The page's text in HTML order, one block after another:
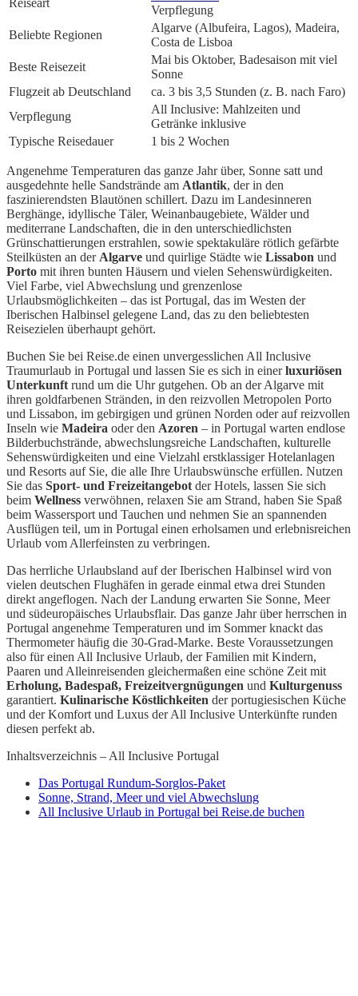
Verpflegung
Beliebte Regionen
Algarve (Albufeira, Lagos), Madeira,
Costa de Lisboa
Beste Reisezeit
Mai bis Oktober, Badesaison mit viel
Sonne
Flugzeit ab Deutschland
ca. 3 bis 3,5 Stunden (z. B. nach Faro)
Verpflegung
All Inclusive: Mahlzeiten und
Getränke inklusive
Typische Reisedauer
1 bis 2 Wochen
Angenehme Temperaturen das ganze Jahr über, Sonne satt und
ausgedehnte helle Sandstrände am Atlantik, der in den
faszinierendsten Blautönen schillert. Dazu im Landesinneren
Berghänge, idyllische Täler, Weinanbaugebiete, Wälder und
mediterrane Landschaften, die in den unterschiedlichsten
Grünschattierungen erstrahlen, sowie spektakuläre rötlich gefärbte
Steilküsten an der Algarve und quirlige Städte wie Lissabon und
Porto mit ihren bunten Häusern und vielen Sehenswürdigkeiten.
Viel Farbe, viel Abwechslung und grenzenlose
Urlaubsmöglichkeiten – das ist Portugal, das im Westen der
Iberischen Halbinsel gelegene Land, das zu den beliebtesten
Reisezielen überhaupt gehört.
Buchen Sie bei Reise.de einen unvergesslichen All Inclusive
Traumurlaub in Portugal und lassen Sie es sich in einerluxuriösen
Unterkunft rund um die Uhr gutgehen. Ob an der Algarve mit
ihren goldfarbenen Stränden, in den reizvollen Metropolen Porto
und Lissabon, im gebirgigen und grünen Norden oder auf reizvollen
Inseln wie Madeira oder den Azoren – in Portugal warten endlose
Bilderbuchstrände, abwechslungsreiche Landschaften, kulturelle
Sehenswürdigkeiten und eine Vielzahl erstklassiger Hotelanlagen
und Resorts auf Sie, die alle Ihre Urlaubswünsche erfüllen. Nutzen
Sie das Sport- und Freizeitangebot der Hotels, lassen Sie sich
beim Wellness verwöhnen, relaxen Sie am Strand, haben Sie Spaß
beim Wassersport und Tauchen und nehmen Sie an spannenden
Ausflügen teil, um in Portugal einen erholsamen und erlebnisreichen
Urlaub vom Allerfeinsten zu verbringen.
Das herrliche Urlaubsland auf der Iberischen Halbinsel wird von
vielen deutschen Flughäfen in gerade einmal etwa drei Stunden
direkt angeflogen. Nach der Landung erwarten Sie Sonne, Meer
und südeuropäisches Urlaubsflair. Das ganze Jahr über herrschen in
Portugal angenehme Temperaturen und im Sommer knackt das
Thermometer häufig die 30-Grad-Marke. Beste Voraussetzungen
also für einen All Inclusive Urlaub, der Familien mit Kindern,
Paaren und Alleinreisenden gleichermaßen eine schöne Zeit mit
Erholung, Badespaß, Freizeitvergnügungen und Kulturgenuss
garantiert. Kulinarische Köstlichkeiten der portugiesischen Küche
und der Komfort und Luxus der All Inclusive Unterkünfte runden
diesen perfekt ab.
Inhaltsverzeichnis – All Inclusive Portugal
Das Portugal Rundum-Sorglos-Paket
Sonne, Strand, Meer und viel Abwechslung
All Inclusive Urlaub in Portugal bei Reise.de buchen